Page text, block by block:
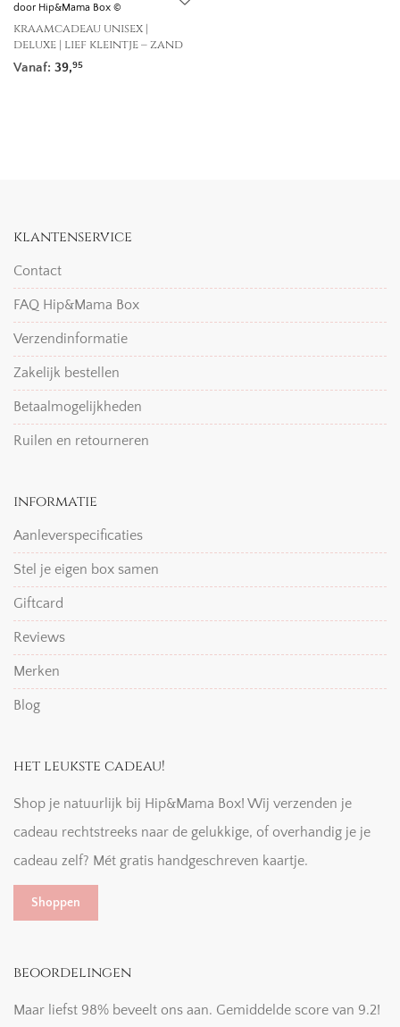
door Hip&Mama Box ©
kraamcadeau unisex |
deluxe | lief kleintje – zand
Vanaf: 39,95
klantenservice
Contact
FAQ Hip&Mama Box
Verzendinformatie
Zakelijk bestellen
Betaalmogelijkheden
Ruilen en retourneren
informatie
Aanleverspecificaties
Stel je eigen box samen
Giftcard
Reviews
Merken
Blog
het leukste cadeau!
Shop je natuurlijk bij Hip&Mama Box! Wij verzenden je
cadeau rechtstreeks naar de gelukkige, of overhandig je je
cadeau zelf? Mét gratis handgeschreven kaartje.
Shoppen
beoordelingen
Maar liefst 98% beveelt ons aan. Gemiddelde score van 9.2!